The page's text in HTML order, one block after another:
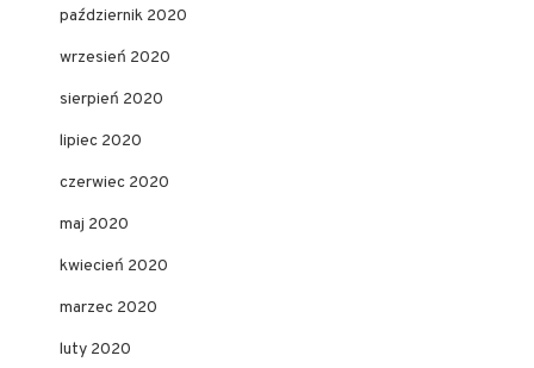
październik 2020
wrzesień 2020
sierpień 2020
lipiec 2020
czerwiec 2020
maj 2020
kwiecień 2020
marzec 2020
luty 2020